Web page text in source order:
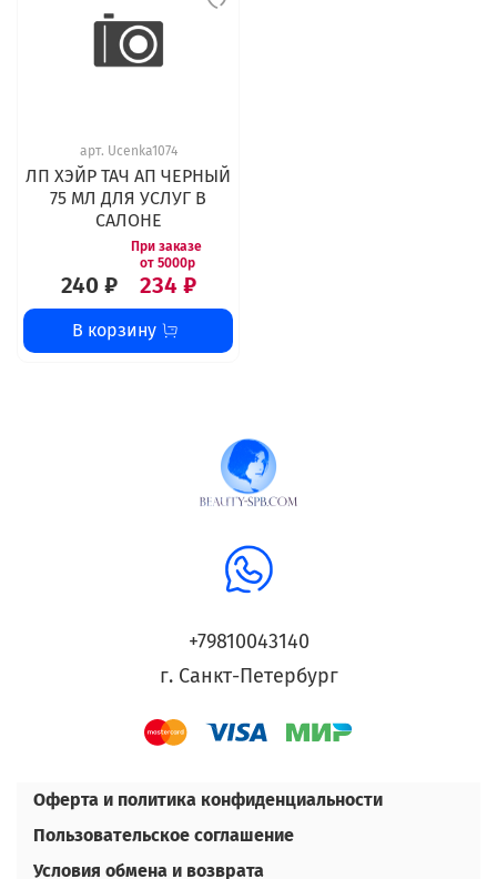
арт. Ucenka1074
ЛП ХЭЙР ТАЧ АП ЧЕРНЫЙ
75 МЛ ДЛЯ УСЛУГ В
САЛОНЕ
240 ₽ 234 ₽
В корзину
+79810043140
г. Санкт-Петербург
Оферта и политика конфиденциальности
Пользовательское соглашение
Условия обмена и возврата